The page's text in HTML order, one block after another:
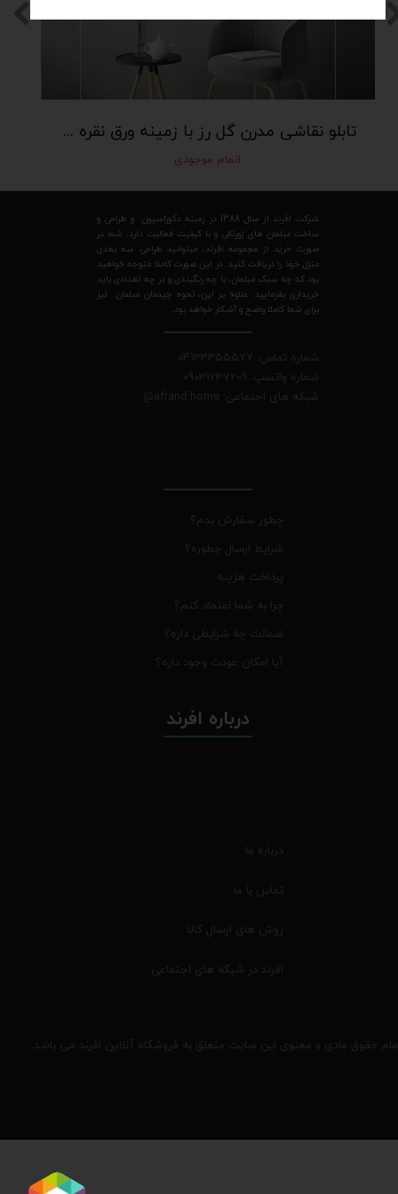
تابلو نقاشی مدرن گل رز با زمینه ورق نقره art100
اتمام موجودی
شرکت افرند از سال 1388 در زمینه دکوراسیون و طراحی و
ساخت مبلمان های ژورنالی و با کیفیت فعالیت دارد. شما در
صورت خرید از مجموعه افرند، میتوانید طراحی سه بعدی
منزل خود را دریافت کنید. در این صورت کاملا متوجه خواهید
بود که چه سبک مبلمان، با چه رنگبندی و در چه تعدادی باید
خریداری بفرمایید. علاوه بر این، نحوه چیدمان مبلمان نیز
برای شما کاملا واضح و آشکار خواهد بود.
شماره تماس: 04133355577
شماره واتسپ: 09031237209
شبکه های اجتماعی: afrand.home
@
چطور سفارش بدم؟
شرایط ارسال چطوره؟
پرداخت هزینه
چرا به شما اعتماد کنم؟
ضمانت چه شرایطی داره؟
آیا امکان عودت وجود داره؟
حقوق مادی و معنوی این سایت متعلق به فروشگاه آنلاین افرند می باشد.
درباره افرند
درباره ما
تماس با ما
روش های ارسال کالا
افرند در شبکه های اجتماعی